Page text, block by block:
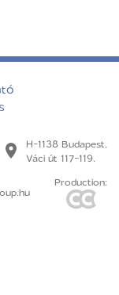
H-1138 Budapest,
Váci út 117-119.
Production: